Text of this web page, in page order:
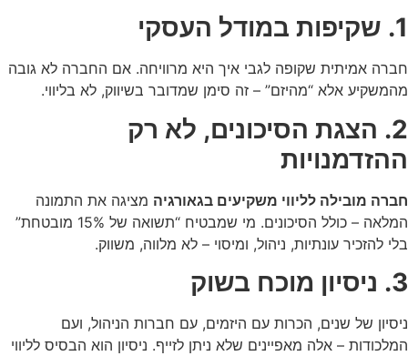
1. שקיפות במודל העסקי
חברה אמיתית שקופה לגבי איך היא מרוויחה. אם החברה לא גובה
מהמשקיע אלא “מהיזם” – זה סימן שמדובר בשיווק, לא בליווי.
2. הצגת הסיכונים, לא רק
ההזדמנויות
חברה מובילה לליווי משקיעים בגאורגיה מציגה את התמונה
המלאה – כולל הסיכונים. מי שמבטיח “תשואה של 15% מובטחת”
בלי להזכיר עונתיות, ניהול, ומיסוי – לא מלווה, משווק.
3. ניסיון מוכח בשוק
ניסיון של שנים, הכרות עם היזמים, עם חברות הניהול, ועם
המלכודות – אלה מאפיינים שלא ניתן לזייף. ניסיון הוא הבסיס לליווי